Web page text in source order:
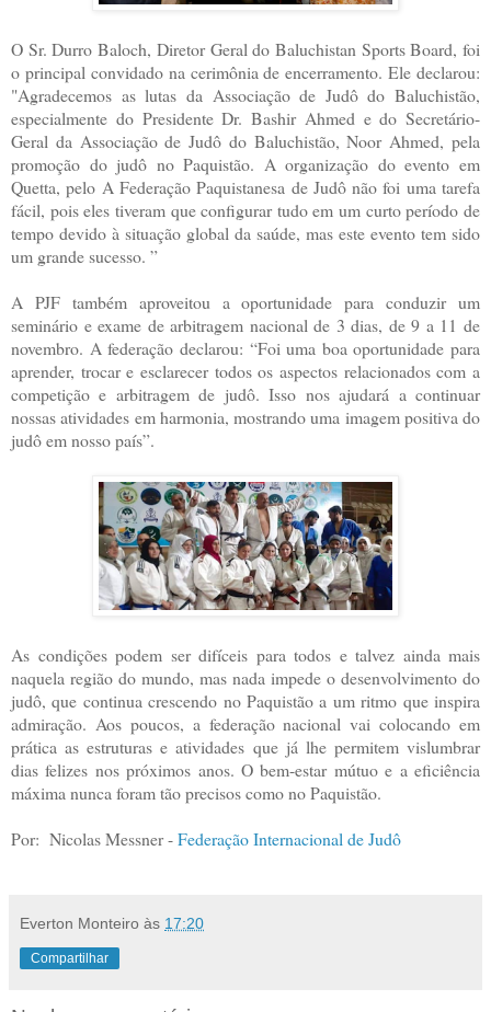
O Sr. Durro Baloch, Diretor Geral do Baluchistan Sports Board, foi
o principal convidado na cerimônia de encerramento. Ele declarou:
"Agradecemos as lutas da Associação de Judô do Baluchistão,
especialmente do Presidente Dr. Bashir Ahmed e do Secretário-
Geral da Associação de Judô do Baluchistão, Noor Ahmed, pela
promoção do judô no Paquistão. A organização do evento em
Quetta, pelo A Federação Paquistanesa de Judô não foi uma tarefa
fácil, pois eles tiveram que configurar tudo em um curto período de
tempo devido à situação global da saúde, mas este evento tem sido
um grande sucesso. ”
A PJF também aproveitou a oportunidade para conduzir um
seminário e exame de arbitragem nacional de 3 dias, de 9 a 11 de
novembro. A federação declarou: “Foi uma boa oportunidade para
aprender, trocar e esclarecer todos os aspectos relacionados com a
competição e arbitragem de judô. Isso nos ajudará a continuar
nossas atividades em harmonia, mostrando uma imagem positiva do
judô em nosso país”.
As condições podem ser difíceis para todos e talvez ainda mais
naquela região do mundo, mas nada impede o desenvolvimento do
judô, que continua crescendo no Paquistão a um ritmo que inspira
admiração. Aos poucos, a federação nacional vai colocando em
prática as estruturas e atividades que já lhe permitem vislumbrar
dias felizes nos próximos anos. O bem-estar mútuo e a eficiência
máxima nunca foram tão precisos como no Paquistão.
Por: Nicolas Messner -Federação Internacional de Judô
Everton Monteiro às 17:20
Compartilhar